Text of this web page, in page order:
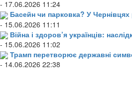
- 17.06.2026 11:24
Басейн чи парковка? У Чернівцях
- 15.06.2026 11:11
Війна і здоров’я українців:
- 15.06.2026 11:02
Трамп перетворює державні
- 14.06.2026 22:38